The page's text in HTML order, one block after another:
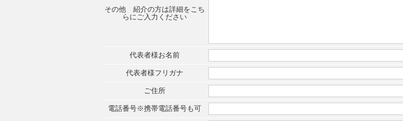
その他 紹介の方は詳細をこち
らにご入力ください
代表者様お名前
代表者様フリガナ
ご住所
電話番号※携帯電話番号も可